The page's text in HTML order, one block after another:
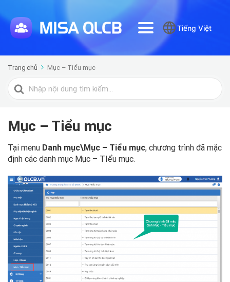
Tiếng Việt
Trang chủ Mục – Tiểu mục
Tìm
kiếm
Mục – Tiểu mục
Tại menu Danh mục\Mục – Tiểu mục, chương trình đã mặc
định các danh mục Mục – TIểu mục.